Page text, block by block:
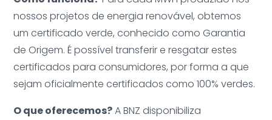
nossos projetos de energia renovável, obtemos
um certificado verde, conhecido como Garantia
de Origem. É possível transferir e resgatar estes
certificados para consumidores, por forma a que
sejam oficialmente certificados como 100% verdes.
O que oferecemos?A BNZ disponibiliza